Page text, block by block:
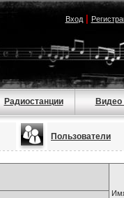
Вход|
Радиостанции Видео
Пользователи